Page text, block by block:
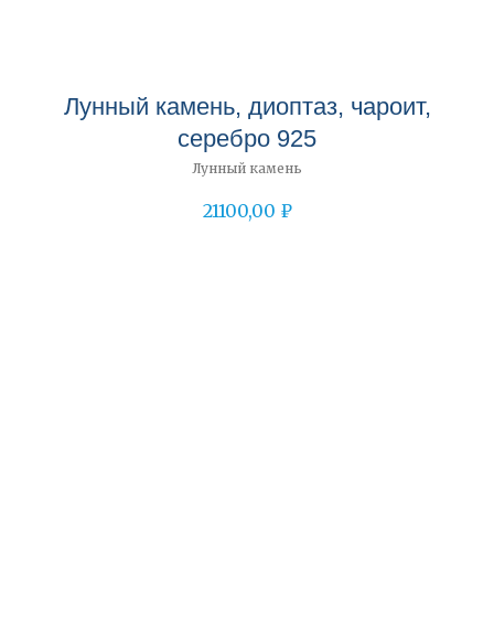
Лунный камень, диоптаз, чароит,
серебро 925
Лунный камень
21100,00 ₽